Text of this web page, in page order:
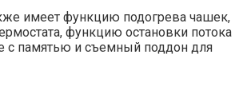
имеет функцию подогрева чашек,
функцию остановки потока
с памятью и съемный поддон для